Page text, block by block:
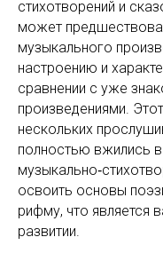
стихотворений и
может
музыкального
настроению и
сравнении с уже
произведениями.
нескольких
полностью вжились
освоить основы
рифму, что является
развитии.